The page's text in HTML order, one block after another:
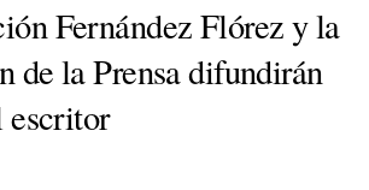
Fernández Flórez y la
de la Prensa difundirán
escritor